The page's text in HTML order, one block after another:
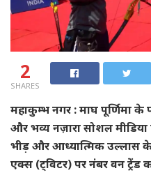
2
SHARES
महाकुम्भ नगर : माघ पूर्णिमा
और भव्य नज़ारा सोशल मीडिया
भीड़ और आध्यात्मिक उल्लास के
एक्स (ट्विटर) पर नंबर वन ट्रेंड